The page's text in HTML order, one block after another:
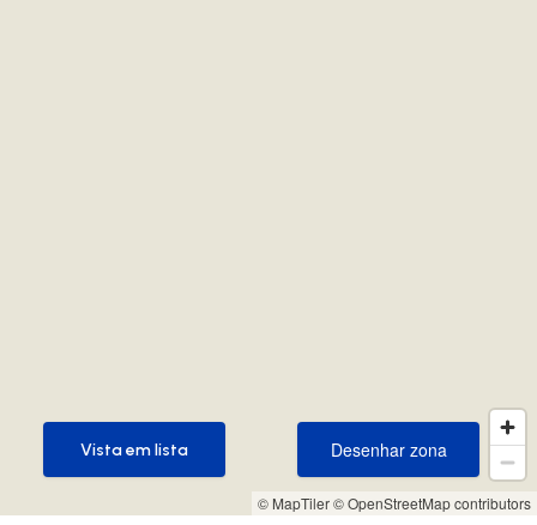
© MapTiler© OpenStreetMap contributors
Desenhar zona
Desenhar zona
Vista em lista
Vista em lista